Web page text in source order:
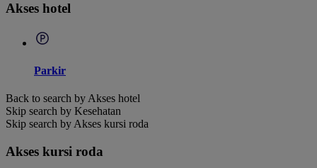
Akses hotel
Parkir
Back to search by Akses hotel
Skip search by Kesehatan
Skip search by Akses kursi roda
Akses kursi roda